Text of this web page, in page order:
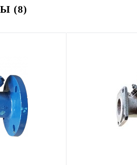
(8)